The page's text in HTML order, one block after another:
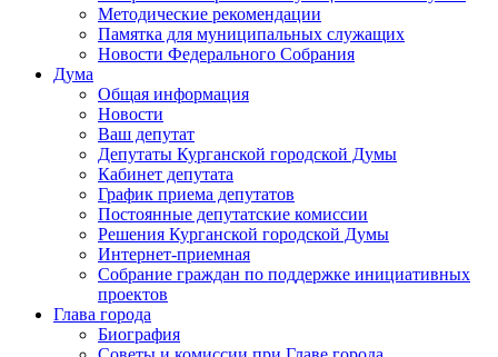
Методические рекомендации
Памятка для муниципальных служащих
Новости Федерального Cобрания
Дума
Общая информация
Новости
Ваш депутат
Депутаты Курганской городской Думы
Кабинет депутата
График приема депутатов
Постоянные депутатские комиссии
Решения Курганской городской Думы
Интернет-приемная
Собрание граждан по поддержке инициативных
проектов
Глава города
Биография